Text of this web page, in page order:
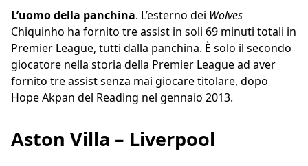
L’uomo della panchina. L’esterno dei Wolves
Chiquinho ha fornito tre assist in soli 69 minuti totali in
Premier League, tutti dalla panchina. È solo il secondo
giocatore nella storia della Premier League ad aver
fornito tre assist senza mai giocare titolare, dopo
Hope Akpan del Reading nel gennaio 2013.
Aston Villa – Liverpool